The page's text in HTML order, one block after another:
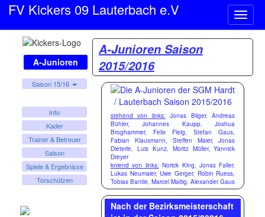
ein-/
FV Kickers 09 Lauterbach e.V
A-Junioren
Saison 15/16
Info
Kader
Trainer & Betreuer
Saison
Spiele & Ergebnisse
Torschützen
A-Junioren Saison
2015/2016
stehend von links: Jonas Bilger, Andreas
Bühler, Johannes Kaupp, Joshua
Broghammer, Felix Fleig, Stefan Gaus,
Fabian Klausmann, Steffen Maier, Jonas
Dieterle, Luis Kunz, Moritz Müller, Yannick
Dreyer
kniend von links: Norick King, Jonas Faller,
Lukas Neumaier, Uwe Gerger, Robin Ruess,
Tobias Bantle, Marcel Maltig, Alexander Gaus
Nach der Bezirksmeisterschaft